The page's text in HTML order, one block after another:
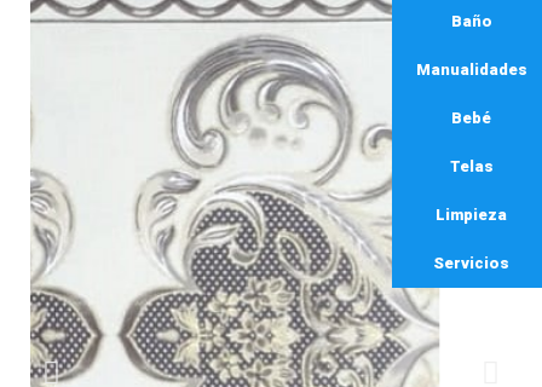
Baño
Manualidades
Bebé
Telas
Limpieza
Servicios